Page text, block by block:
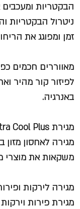
הבקטריות
ניטרול הבקטריות
זמן ומפוגג את
מאווררים חכמים
לפיזור קור מהיר
באנרגיה.
מגירת Extra Cool Plus:
מגירה לאחסון
משקאות את מוצרי מזון -1.5
מגירה לירקות
מגירת פירות